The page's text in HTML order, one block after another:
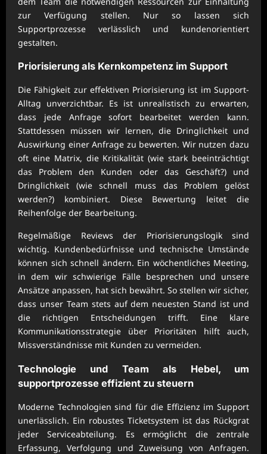
zur Verfügung stellen. Nur so lassen sich
Supportprozesse verlässlich und kundenorientiert
gestalten.
Priorisierung als Kernkompetenz im Support
Die Fähigkeit zur effektiven Priorisierung ist im Support-
Alltag unverzichtbar. Es ist unrealistisch zu erwarten,
dass jede Anfrage sofort bearbeitet werden kann.
Stattdessen müssen wir lernen, die Dringlichkeit und
Auswirkung einer Anfrage zu bewerten. Wir nutzen dazu
oft eine Matrix, die Kritikalität (wie stark beeinträchtigt
das Problem den Kunden oder das Geschäft?) und
Dringlichkeit (wie schnell muss das Problem gelöst
werden?) kombiniert. Diese Bewertung leitet die
Reihenfolge der Bearbeitung.
Regelmäßige Reviews der Priorisierungslogik sind
wichtig. Kundenbedürfnisse und technische Umstände
können sich schnell ändern. Ein wöchentliches Meeting,
in dem wir schwierige Fälle besprechen und unsere
Ansätze anpassen, hat sich bewährt. So stellen wir sicher,
dass unser Team stets auf dem neuesten Stand ist und
die richtigen Entscheidungen trifft. Eine klare
Kommunikationsstrategie über Prioritäten hilft auch,
Missverständnisse mit Kunden zu vermeiden.
Technologie und Team als Hebel, um
supportprozesse effizient zu steuern
Moderne Technologien sind für die Effizienz im Support
unerlässlich. Ein robustes Ticketsystem ist das Rückgrat
jeder Serviceabteilung. Es ermöglicht die zentrale
Erfassung, Verfolgung und Zuweisung von Anfragen.